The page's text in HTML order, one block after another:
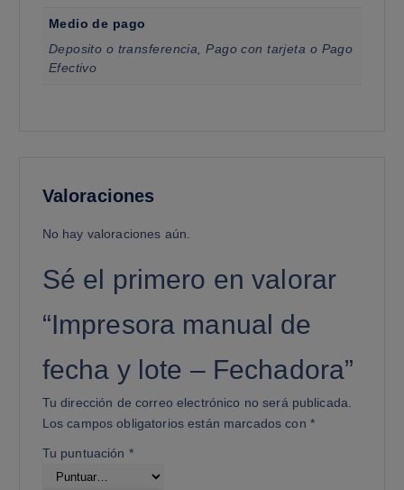
Medio de pago
Deposito o transferencia, Pago con tarjeta o Pago
Efectivo
Valoraciones
No hay valoraciones aún.
Sé el primero en valorar
“Impresora manual de
fecha y lote – Fechadora”
Tu dirección de correo electrónico no será publicada.
Los campos obligatorios están marcados con *
Tu puntuación *